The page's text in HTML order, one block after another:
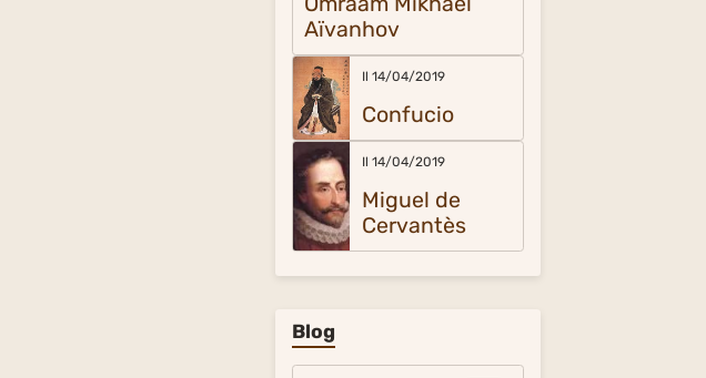
Aïvanhov
Il 14/04/2019
Confucio
Il 14/04/2019
Miguel de
Cervantès
Blog